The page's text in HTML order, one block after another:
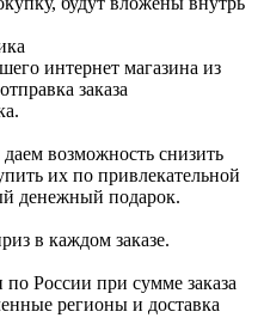
интернет магазина из
заказа
возможность снизить
их по привлекательной
денежный подарок.
в каждом заказе.
России при сумме заказа
регионы и доставка